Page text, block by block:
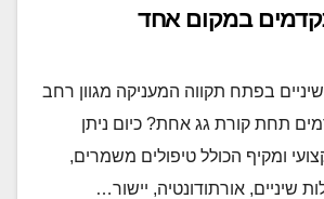
במקום אחד
בפתח תקווה המעניקה מגוון רחב
תחת קורת גג אחת? כיום ניתן
ומקיף הכולל טיפולים משמרים,
שיניים, אורתודונטיה, יישור…